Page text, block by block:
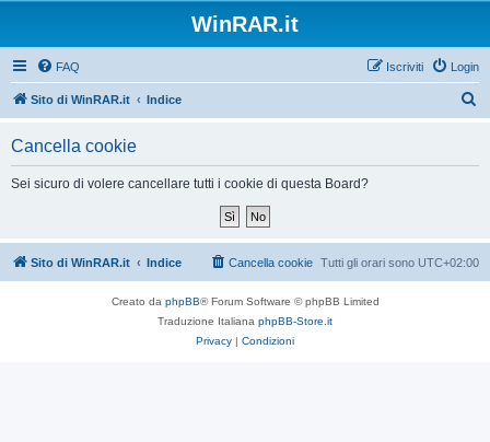
WinRAR.it
FAQ Login
Iscriviti
Sito di WinRAR.it Indice
Cancella cookie
Sei sicuro di volere cancellare tutti i cookie di questa Board?
Sito di WinRAR.it Indice Tutti gli orari sono UTC+02:00
Cancella cookie
Creato da phpBB® Forum Software © phpBB Limited
Traduzione Italiana phpBB-Store.it
Privacy | Condizioni